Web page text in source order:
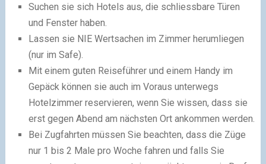
Suchen sie sich Hotels aus, die schliessbare Türen
und Fenster haben.
Lassen sie NIE Wertsachen im Zimmer herumliegen
(nur im Safe).
Mit einem guten Reiseführer und einem Handy im
Gepäck können sie auch im Voraus unterwegs
Hotelzimmer reservieren, wenn Sie wissen, dass sie
erst gegen Abend am nächsten Ort ankommen werden.
Bei Zugfahrten müssen Sie beachten, dass die Züge
nur 1 bis 2 Male pro Woche fahren und falls Sie